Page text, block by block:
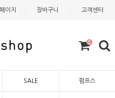
이지 장바구니 고객센터
0
SALE 펌프스